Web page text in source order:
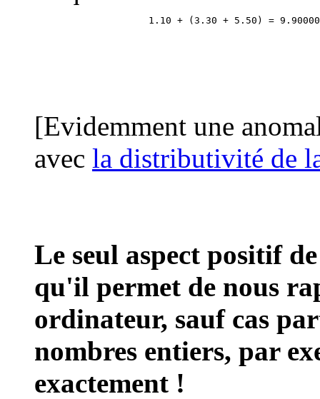
1.10 + (3.30 + 5.50) =
[Evidemment une
avec la distributivité de
Le seul aspect positif
qu'il permet de nous
ordinateur, sauf cas
nombres entiers, par
exactement !